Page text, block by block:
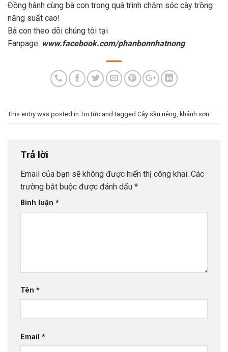
Đồng hành cùng bà con trong quá trình chăm sóc cây trồng
năng suất cao!
Bà con theo dõi chúng tôi tại
Fanpage: www.facebook.com/phanbonnhatnong
This entry was posted in Tin tức and tagged Cây sầu riêng, khánh sơn.
Trả lời
Email của bạn sẽ không được hiển thị công khai. Các
trường bắt buộc được đánh dấu *
Bình luận *
Tên *
Email *